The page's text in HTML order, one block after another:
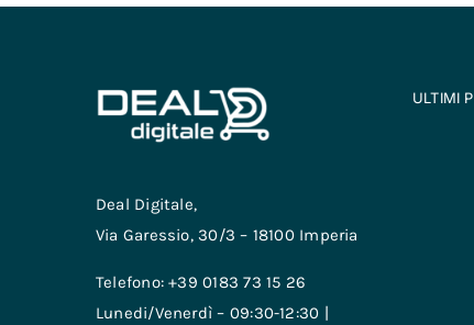
Deal Digitale,
Via Garessio, 30/3 – 18100 Imperia
Telefono: +39 0183 73 15 26
Lunedi/Venerdì – 09:30-12:30 |
ULTIMI